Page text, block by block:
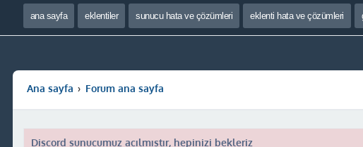
ana sayfa eklentiler sunucu hata ve çözümleri eklenti hata ve çözümleri
Ana sayfa Forum ana sayfa
Discord sunucumuz açılmıştır, hepinizi bekleriz